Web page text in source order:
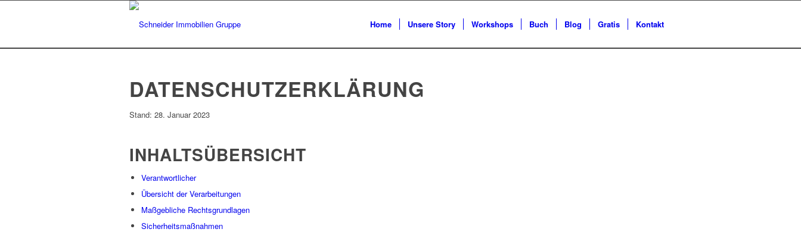
Home Unsere Story Workshops Buch Blog Gratis Kontakt
DATENSCHUTZERKLÄRUNG
Stand: 28. Januar 2023
INHALTSÜBERSICHT
Verantwortlicher
Übersicht der Verarbeitungen
Maßgebliche Rechtsgrundlagen
Sicherheitsmaßnahmen